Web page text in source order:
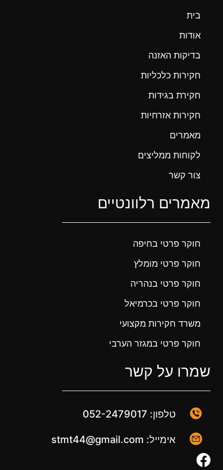
בית
אודות
בדיקות האזנה
חקירות כלכליות
חקירת בגידות
חקירות אזרחיות
מאמרים
לקוחות ממליצים
צור קשר
מאמרים רלוונטיים
חוקר פרטי בחיפה
חוקר פרטי מומלץ
חוקר פרטי בנהריה
חוקר פרטי בכרמיאל
משרד חקירות מקצועי
חוקר פרטי במגזר הערבי
שמרו על קשר
טלפון: 052-2479017
אימייל: stmt44@gmail.com